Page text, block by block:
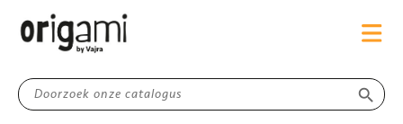
search